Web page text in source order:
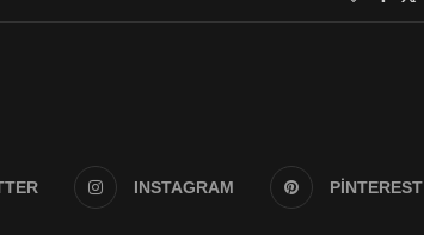
INSTAGRAM PINTEREST